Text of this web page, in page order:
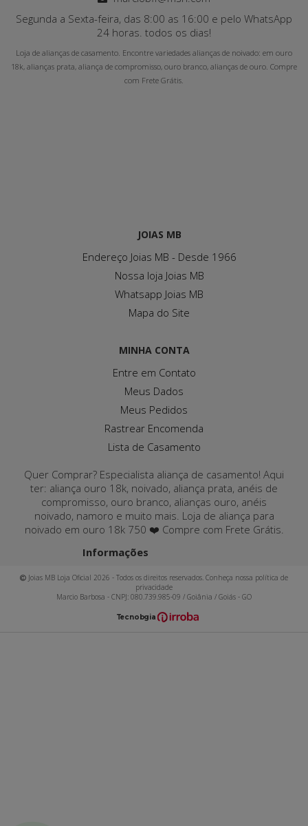
JOIAS MB
Endereço Joias MB - Desde 1966
Nossa loja Joias MB
Whatsapp Joias MB
Mapa do Site
MINHA CONTA
Entre em Contato
Meus Dados
Meus Pedidos
Rastrear Encomenda
Lista de Casamento
Segunda a Sexta-feira, das 8:00 as 16:00 e pelo WhatsApp
24 horas. todos os dias!
Loja de alianças de casamento. Encontre variedades alianças de noivado: em ouro
18k, alianças prata, aliança de compromisso, ouro branco, alianças de ouro. Compre
com Frete Grátis.
Quer Comprar? Especialista aliança de casamento! Aqui
ter: aliança ouro 18k, noivado, aliança prata, anéis de
compromisso, ouro branco, alianças ouro, anéis
noivado, namoro e muito mais. Loja de aliança para
noivado em ouro 18k 750 ❤️ Compre com Frete Grátis.
Informações
Joias MB Loja Oficial 2026 - Todos os direitos reservados. Conheça nossa política de
privacidade
Marcio Barbosa - CNPJ: 080.739.985-09 / Goiânia / Goiás - GO
Tecnologia